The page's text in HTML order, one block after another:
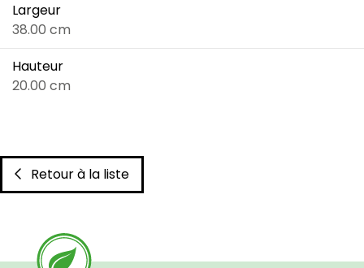
Largeur
38.00 cm
Hauteur
20.00 cm
Retour à la liste